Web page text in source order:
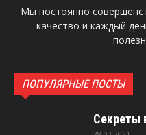
Мы постоянно
качество и каждый
ПОПУЛЯРНЫЕ ПОСТЫ
Секреты